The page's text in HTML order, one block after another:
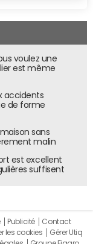
voulez une
est même
accidents
de forme
sans
malin
est excellent
suffisent
Publicité
Contact
les cookies
Gérer Utiq